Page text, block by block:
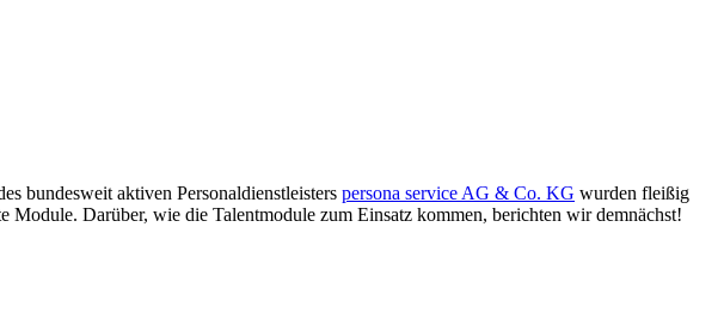
bundesweit aktiven Personaldienstleisters persona service AG & Co. KG wurden fleißig
Darüber, wie die Talentmodule zum Einsatz kommen, berichten wir demnächst!